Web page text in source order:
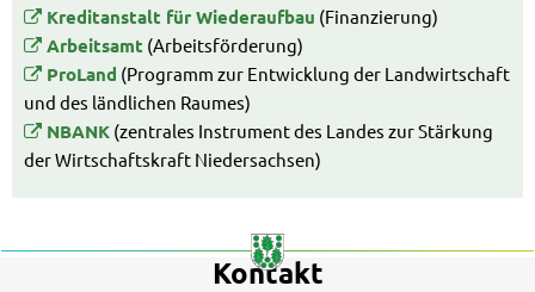
Kreditanstalt für Wiederaufbau (Finanzierung)
Arbeitsamt (Arbeitsförderung)
ProLand (Programm zur Entwicklung der Landwirtschaft
und des ländlichen Raumes)
NBANK(zentrales Instrument des Landes zur Stärkung
der Wirtschaftskraft Niedersachsen)
Kontakt